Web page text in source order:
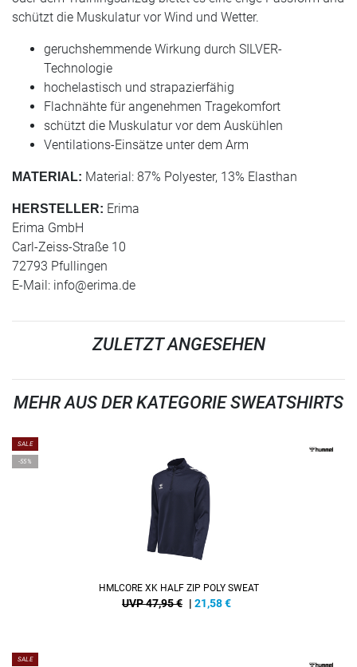
schützt die Muskulatur vor Wind und Wetter.
geruchshemmende Wirkung durch SILVER-
Technologie
hochelastisch und strapazierfähig
Flachnähte für angenehmen Tragekomfort
schützt die Muskulatur vor dem Auskühlen
Ventilations-Einsätze unter dem Arm
MATERIAL: Material: 87% Polyester, 13% Elasthan
HERSTELLER: Erima
Erima GmbH
Carl-Zeiss-Straße 10
72793 Pfullingen
E-Mail: info@erima.de
ZULETZT ANGESEHEN
MEHR AUS DER KATEGORIE SWEATSHIRTS
SALE
-55%
HMLCORE XK HALF ZIP POLY SWEAT
UVP 47,95 € | 21,58€
SALE